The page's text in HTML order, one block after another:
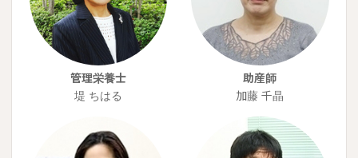
管理栄養士
堤 ちはる
助産師
加藤 千晶